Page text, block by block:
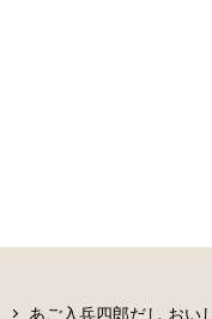
あご入兵四郎だし おい